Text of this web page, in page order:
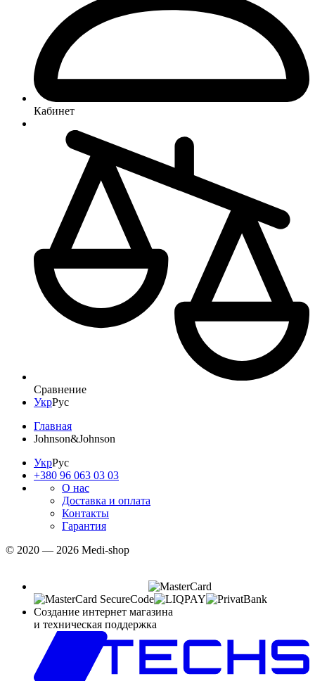
Кабинет
Сравнение
УкрРус
Главная
Johnson&Johnson
УкрРус
+380 96 063 03 03
О нас
Доставка и оплата
Контакты
Гарантия
© 2020 — 2026 Medi-shop
Создание интернет магазина
и техническая поддержка